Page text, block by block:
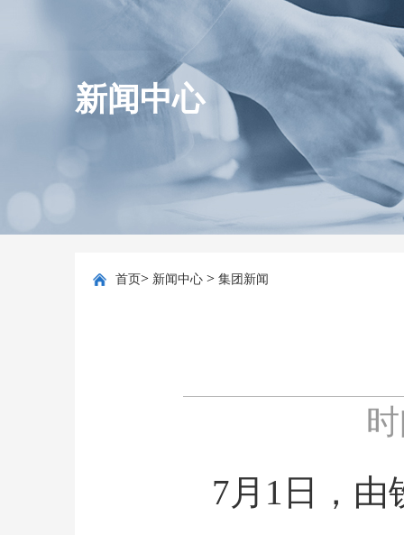
新闻中心
首页> 新闻中心 > 集团新闻
时
7月1日，由